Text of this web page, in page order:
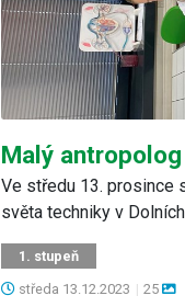
Malý antropolog
Ve středu 13. prosince
světa techniky v
1. stupeň
středa 13.12.2023 | 25